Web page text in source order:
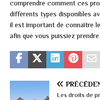
comprendre comment ces
différents types disponibles
il est important de connaître
afin que vous puissiez
Les droits de